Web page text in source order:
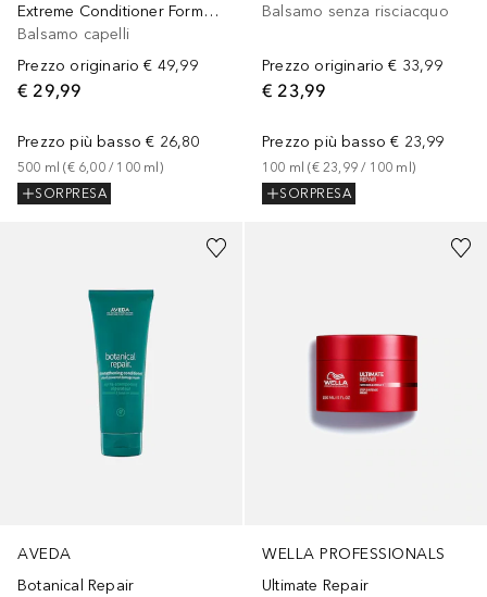
Extreme Conditioner Formato Speciale
Balsamo capelli
Prezzo originario € 49,99
€ 29,99
Prezzo più basso € 26,80
500 ml (€ 6,00 / 100 ml)
SORPRESA
Balsamo senza risciacquo
Prezzo originario € 33,99
€ 23,99
Prezzo più basso € 23,99
100 ml (€ 23,99 / 100 ml )
SORPRESA
AVEDA
Botanical Repair
WELLA PROFESSIONALS
Ultimate Repair